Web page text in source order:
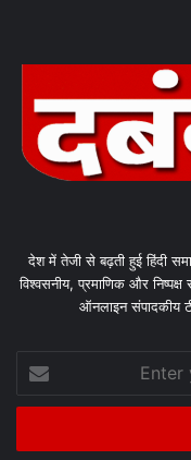
देश में तेजी से बढ़ती हुई हिंदी
विश्वसनीय, प्रमाणिक और
ऑनलाइन संपादकीय
your
Email